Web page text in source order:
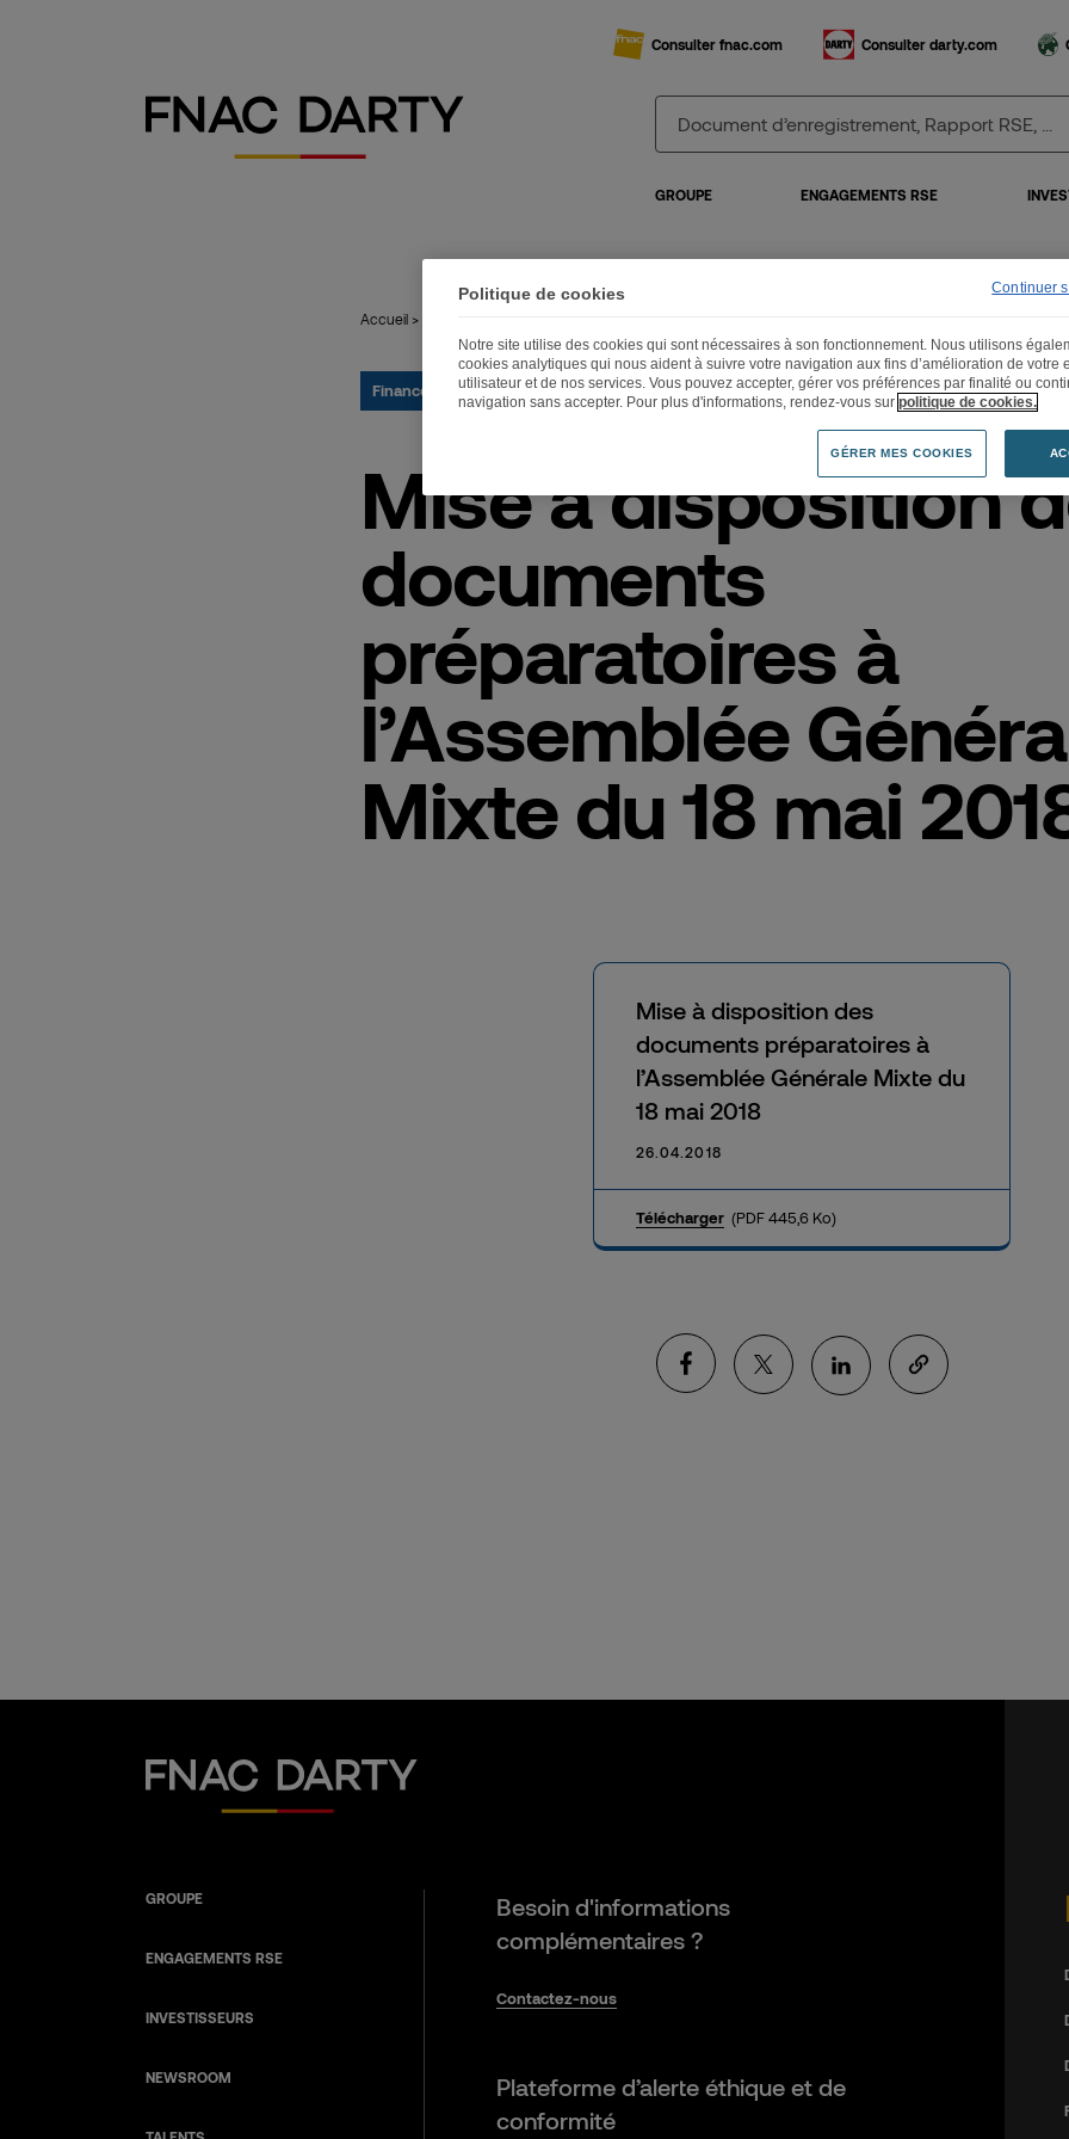
Consulter fnac.com Consulter darty.com
GROUPE ENGAGEMENTS RSE
Accueil >
Finance 26.04.2018
Mise à disposition
documents
préparatoires à
l’Assemblée
Mixte du 18 mai
Mise à disposition des
documents préparatoires à
l’Assemblée Générale Mixte du
18 mai 2018
26.04.2018
Télécharger (PDF 445,6 Ko)
Fnac Darty
GROUPE
ENGAGEMENTS RSE
INVESTISSEURS
NEWSROOM
Besoin d'informations
complémentaires ?
Contactez-nous
Plateforme d’alerte éthique et de
conformité
Politique de cookies
Notre site utilise des cookies qui sont nécessaires à son fonctionnement. Nous utilisons
cookies analytiques qui nous aident à suivre votre navigation aux fins d’amélioration de votre
utilisateur et de nos services. Vous pouvez accepter, gérer vos préférences par finalité ou
navigation sans accepter. Pour plus d'informations, rendez-vous sur politique de cookies.
GÉRER MES COOKIES
Continuer